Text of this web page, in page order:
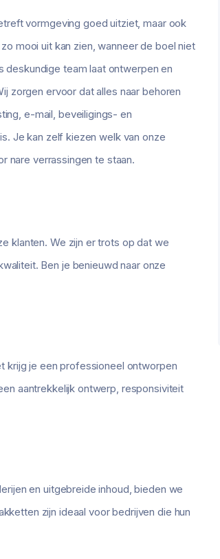
vormgeving goed uitziet, maar ook
mooi uit kan zien, wanneer de boel niet
team laat ontwerpen en
zorgen ervoor dat alles naar behoren
e-mail, beveiligings- en
Je kan zelf kiezen welk van onze
nare verrassingen te staan.
klanten. We zijn er trots op dat we
Ben je benieuwd naar onze
krijg je een professioneel ontworpen
aantrekkelijk ontwerp, responsiviteit
en uitgebreide inhoud, bieden we
zijn ideaal voor bedrijven die hun